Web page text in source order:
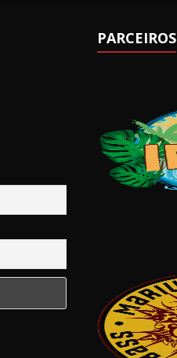
PARCEIROS